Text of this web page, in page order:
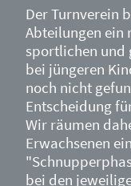
Der Turnverein
Abteilungen ein
sportlichen und
bei jüngeren
noch nicht
Entscheidung
Wir räumen
Erwachsenen
bei den